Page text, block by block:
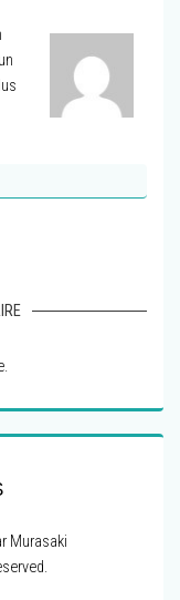
Murasaki